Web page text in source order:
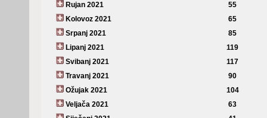
Rujan 2021
55
Kolovoz 2021
65
Srpanj 2021
85
Lipanj 2021
119
Svibanj 2021
117
Travanj 2021
90
Ožujak 2021
104
Veljača 2021
63